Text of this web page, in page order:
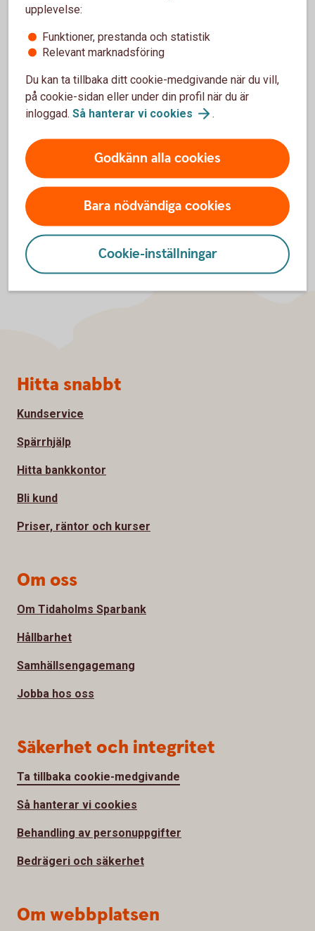
Om det finns otydligheter i det som du har skickat in
eller om dina handlingar av någon anledning behöver
kompletteras kommer en av våra specialister att
kontakta dig vilket förlänger handläggningstiden.
När arvet är skiftat skickar vi ett bekräftelsebrev att
uppdraget är utfört till den som företräder
dödsbodelägarna i samband med skiftet.
på telefonnummer
0502-185 00 .
upplevelse:
Funktioner, prestanda och statistik
Relevant marknadsföring
Du kan ta tillbaka ditt cookie-medgivande när du vill,
på cookie-sidan eller under din profil när du är
inloggad. Så hanterar vi cookies .
Godkänn alla cookies
Bara nödvändiga cookies
Cookie-inställningar
Sidfot
Hitta snabbt
Kundservice
Spärrhjälp
Hitta bankkontor
Bli kund
Priser, räntor och kurser
Om oss
Om Tidaholms Sparbank
Hållbarhet
Samhällsengagemang
Jobba hos oss
Säkerhet och integritet
Ta tillbaka cookie-medgivande
Så hanterar vi cookies
Behandling av personuppgifter
Bedrägeri och säkerhet
Om webbplatsen